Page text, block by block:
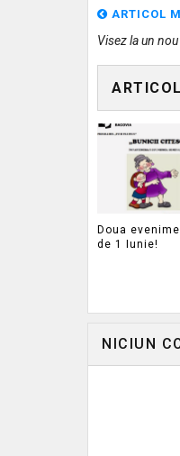
ARTICOL
Visez la un
Doua
de 1 Iunie!
NICIUN